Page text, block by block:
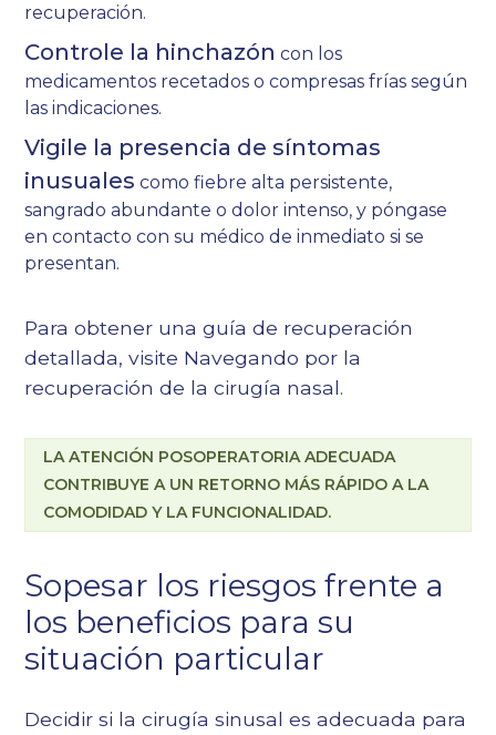
recuperación.
Controle la hinchazón con los
medicamentos recetados o compresas frías según
las indicaciones.
Vigile la presencia de síntomas
inusuales como fiebre alta persistente,
sangrado abundante o dolor intenso, y póngase
en contacto con su médico de inmediato si se
presentan.
Para obtener una guía de recuperación
detallada, visite Navegando por la
recuperación de la cirugía nasal.
LA ATENCIÓN POSOPERATORIA ADECUADA
CONTRIBUYE A UN RETORNO MÁS RÁPIDO A LA
COMODIDAD Y LA FUNCIONALIDAD.
Sopesar los riesgos frente a
los beneficios para su
situación particular
Decidir si la cirugía sinusal es adecuada para